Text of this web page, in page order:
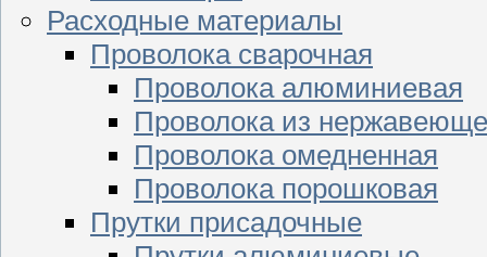
Расходные материалы
Проволока сварочная
Проволока алюминиевая
Проволока из
Проволока омедненная
Проволока порошковая
Прутки присадочные